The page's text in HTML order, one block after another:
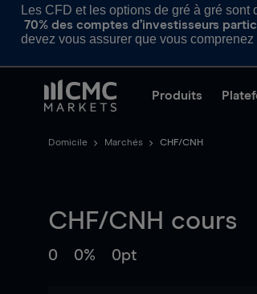
Les CFD et les options de gré à gré
70% des comptes d’investisseurs
devez vous assurer que vous
Produits
Domicile Marchés CHF/CNH
CHF/CNH cours
0 0% 0pt